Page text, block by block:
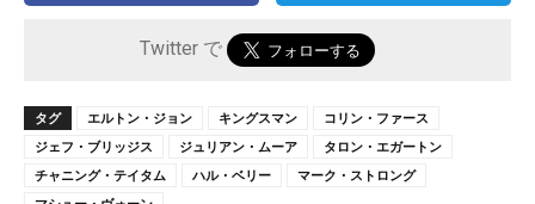
Twitter で
タグ エルトン・ジョン キングスマン
コリン・ファース
ジェフ・ブリッジス
ジュリアン・ムーア
タロン・エガートン
チャニング・テイタム
ハル・ベリー
マーク・ストロング